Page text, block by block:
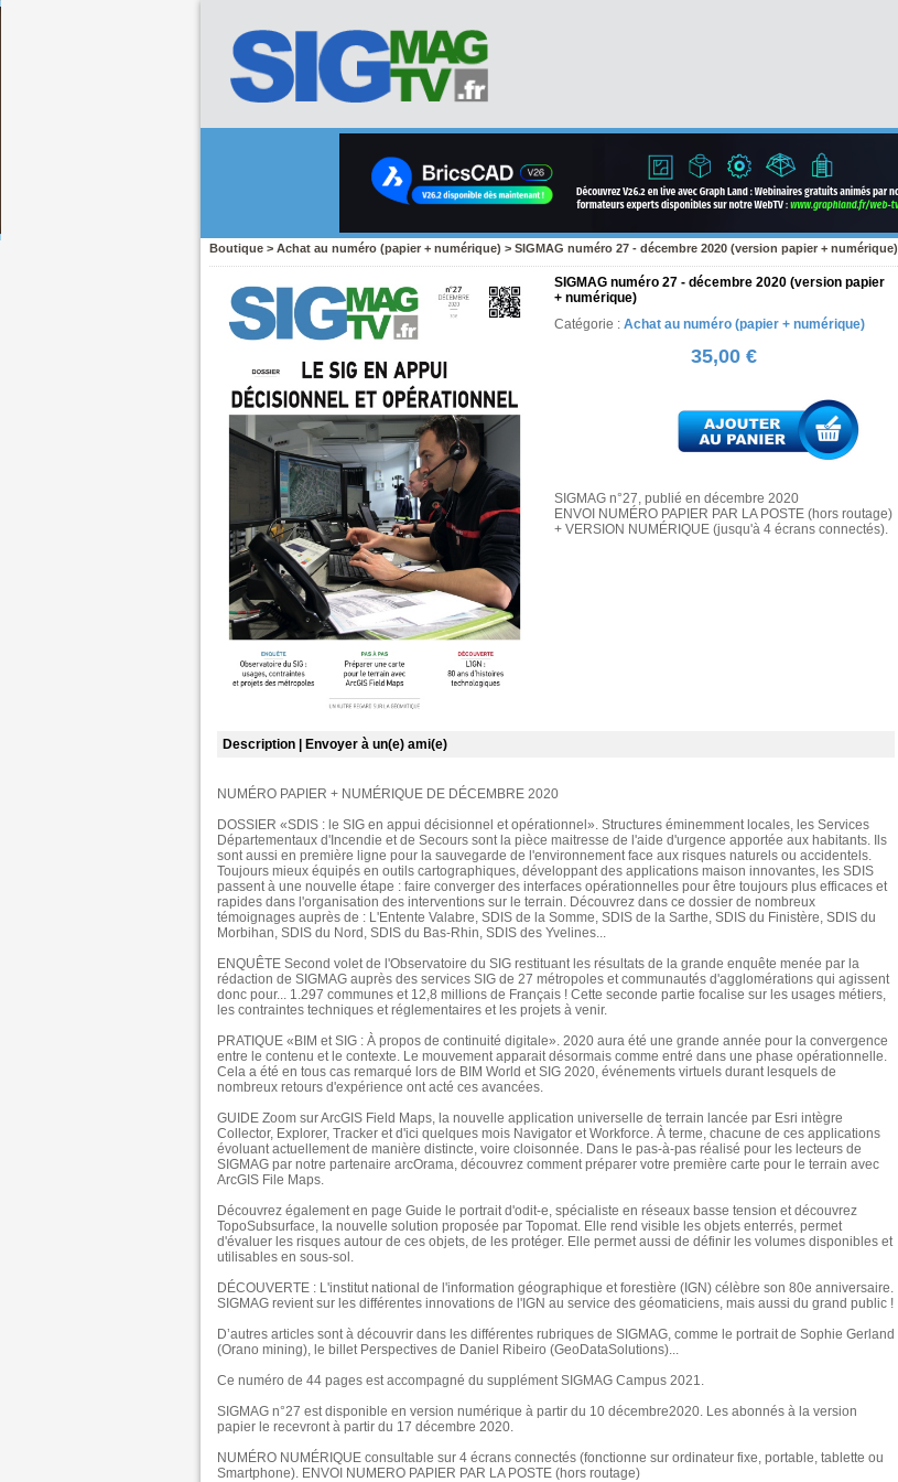
Boutique > Achat au numéro (papier + numérique) > SIGMAG numéro 27 - décembre 2020 (version papier + numérique)
SIGMAG numéro 27 - décembre 2020 (version papier
+ numérique)
Catégorie : Achat au numéro (papier + numérique)
35,00 €
SIGMAG n°27, publié en décembre 2020
ENVOI NUMÉRO PAPIER PAR LA POSTE (hors routage)
+ VERSION NUMÉRIQUE (jusqu'à 4 écrans connectés).
Description | Envoyer à un(e) ami(e)
NUMÉRO PAPIER + NUMÉRIQUE DE DÉCEMBRE 2020
DOSSIER «SDIS : le SIG en appui décisionnel et opérationnel». Structures éminemment locales, les Services
Départementaux d'Incendie et de Secours sont la pièce maitresse de l'aide d'urgence apportée aux habitants. Ils
sont aussi en première ligne pour la sauvegarde de l'environnement face aux risques naturels ou accidentels.
Toujours mieux équipés en outils cartographiques, développant des applications maison innovantes, les SDIS
passent à une nouvelle étape : faire converger des interfaces opérationnelles pour être toujours plus efficaces et
rapides dans l'organisation des interventions sur le terrain. Découvrez dans ce dossier de nombreux
témoignages auprès de : L'Entente Valabre, SDIS de la Somme, SDIS de la Sarthe, SDIS du Finistère, SDIS du
Morbihan, SDIS du Nord, SDIS du Bas-Rhin, SDIS des Yvelines...
ENQUÊTE Second volet de l'Observatoire du SIG restituant les résultats de la grande enquête menée par la
rédaction de SIGMAG auprès des services SIG de 27 métropoles et communautés d'agglomérations qui agissent
donc pour... 1.297 communes et 12,8 millions de Français ! Cette seconde partie focalise sur les usages métiers,
les contraintes techniques et réglementaires et les projets à venir.
PRATIQUE «BIM et SIG : À propos de continuité digitale». 2020 aura été une grande année pour la convergence
entre le contenu et le contexte. Le mouvement apparait désormais comme entré dans une phase opérationnelle.
Cela a été en tous cas remarqué lors de BIM World et SIG 2020, événements virtuels durant lesquels de
nombreux retours d'expérience ont acté ces avancées.
GUIDE Zoom sur ArcGIS Field Maps, la nouvelle application universelle de terrain lancée par Esri intègre
Collector, Explorer, Tracker et d'ici quelques mois Navigator et Workforce. À terme, chacune de ces applications
évoluant actuellement de manière distincte, voire cloisonnée. Dans le pas-à-pas réalisé pour les lecteurs de
SIGMAG par notre partenaire arcOrama, découvrez comment préparer votre première carte pour le terrain avec
ArcGIS File Maps.
Découvrez également en page Guide le portrait d'odit-e, spécialiste en réseaux basse tension et découvrez
TopoSubsurface, la nouvelle solution proposée par Topomat. Elle rend visible les objets enterrés, permet
d'évaluer les risques autour de ces objets, de les protéger. Elle permet aussi de définir les volumes disponibles et
utilisables en sous-sol.
DÉCOUVERTE : L'institut national de l'information géographique et forestière (IGN) célèbre son 80e anniversaire.
SIGMAG revient sur les différentes innovations de l'IGN au service des géomaticiens, mais aussi du grand public !
D’autres articles sont à découvrir dans les différentes rubriques de SIGMAG, comme le portrait de Sophie Gerland
(Orano mining), le billet Perspectives de Daniel Ribeiro (GeoDataSolutions)...
Ce numéro de 44 pages est accompagné du supplément SIGMAG Campus 2021.
SIGMAG n°27 est disponible en version numérique à partir du 10 décembre2020. Les abonnés à la version
papier le recevront à partir du 17 décembre 2020.
NUMÉRO NUMÉRIQUE consultable sur 4 écrans connectés (fonctionne sur ordinateur fixe, portable, tablette ou
Smartphone). ENVOI NUMERO PAPIER PAR LA POSTE (hors routage)